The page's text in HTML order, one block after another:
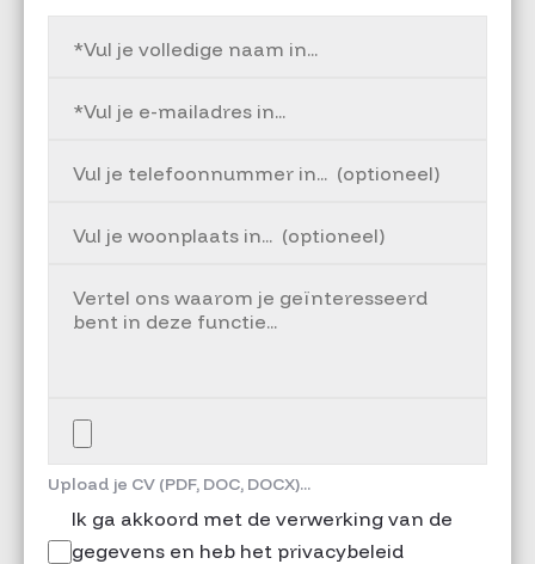
Upload je CV (PDF, DOC, DOCX)...
Ik ga akkoord met de verwerking van de
gegevens en heb het privacybeleid